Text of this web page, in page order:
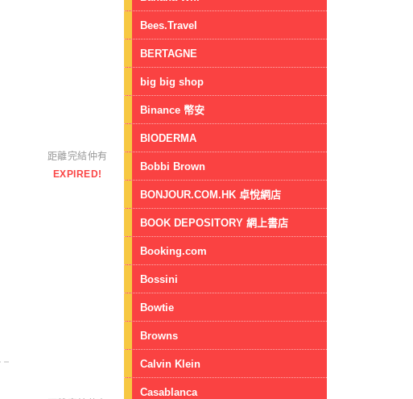
距離完結仲有
EXPIRED!
Bees.Travel
BERTAGNE
big big shop
Binance 幣安
BIODERMA
Bobbi Brown
BONJOUR.COM.HK 卓悅網店
BOOK DEPOSITORY 網上書店
Booking.com
Bossini
Bowtie
Browns
Calvin Klein
Casablanca